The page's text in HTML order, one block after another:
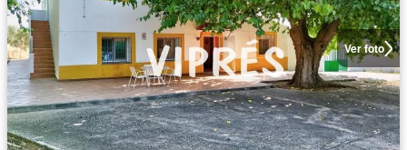
Ver foto